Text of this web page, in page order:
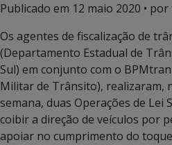
Publicado em 12 maio 2020 •
Os agentes de fiscalização de
(Departamento Estadual de
Sul) em conjunto com o
Militar de Trânsito), realizaram,
semana, duas Operações de Lei
coibir a direção de veículos por
apoiar no cumprimento do